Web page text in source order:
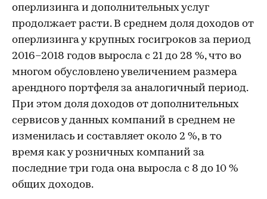
оперлизинга и дополнительных услуг
продолжает расти. В среднем доля доходов от
оперлизинга у крупных госигроков за период
2016–2018 годов выросла с 21 до 28 %, что во
многом обусловлено увеличением размера
арендного портфеля за аналогичный период.
При этом доля доходов от дополнительных
сервисов у данных компаний в среднем не
изменилась и составляет около 2 %, в то
время как у розничных компаний за
последние три года она выросла с 8 до 10 %
общих доходов.